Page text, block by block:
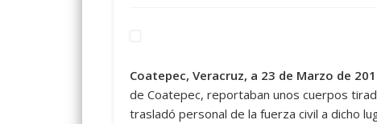
Coatepec, Veracruz, a 23 de Marzo de
de Coatepec, reportaban unos cuerpos
trasladó personal de la fuerza civil a dicho